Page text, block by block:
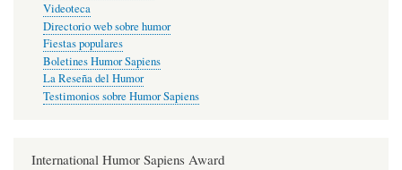
Videoteca
Directorio web sobre humor
Fiestas populares
Boletines Humor Sapiens
La Reseña del Humor
Testimonios sobre Humor Sapiens
International Humor Sapiens Award